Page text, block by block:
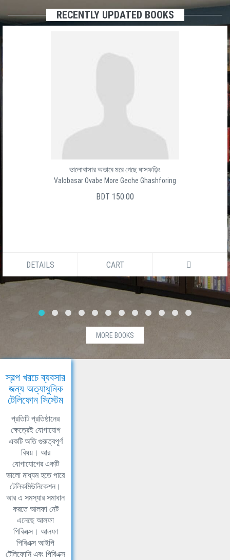
RECENTLY UPDATED BOOKS
ভালোবাসার অভাবে মরে গেছে ঘাসফড়িং
Valobasar Ovabe More Geche Ghashforing
BDT 150.00
DETAILS CART
MORE BOOKS
স্বল্প খরচে ব্যবসার
জন্য অত্যাধুনিক
টেলিফোন সিস্টেম
প্রতিটি প্রতিষ্ঠানের
ক্ষেত্রেই যোগাযোগ
একটি অতি গুরুত্বপূর্ণ
বিষয়। আর
যোগাযোগের একটি
ভালো মাধ্যম হতে পারে
টেলিকমিউনিকেশন।
আর এ সমস্যার সমাধান
করতে আলফা নেট
এনেছে আলফা
পিবিএক্স। আলফা
পিবিএক্স আইপি
টেলিফোনি এবং পিবিএক্স